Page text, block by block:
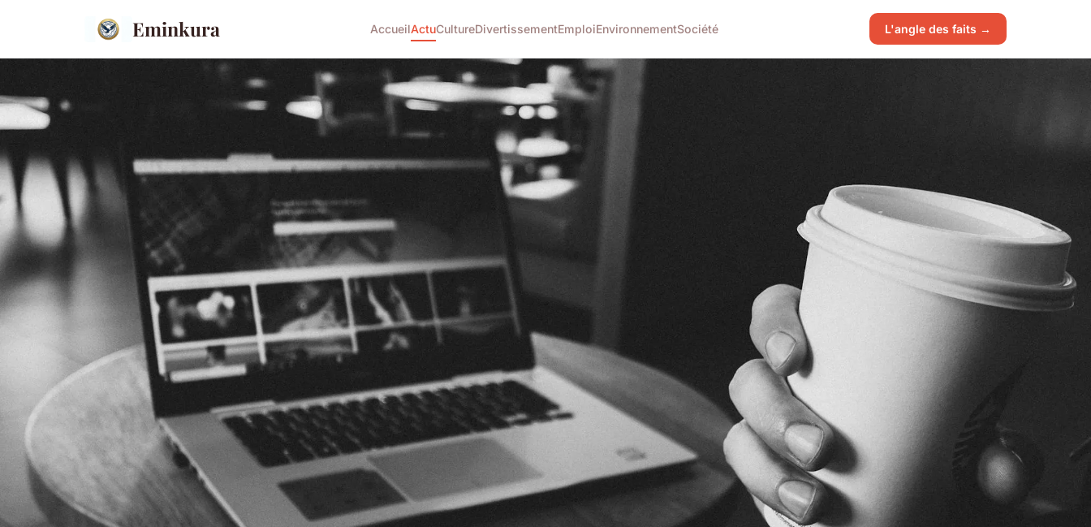
Eminkura AccueilActuCultureDivertissementEmploiEnvironnementSociété L'angle des faits →